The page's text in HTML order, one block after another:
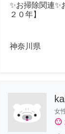
✨お掃除関連
２０年】
神奈川県
女
sentiment_satisfied